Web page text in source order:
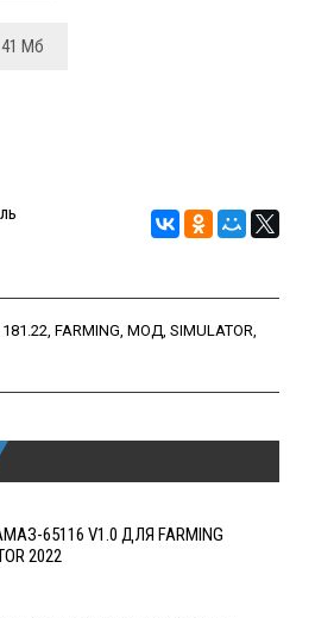
41 Мб
181.22, FARMING, МОД, SIMULATOR,
65116 V1.0 ДЛЯ FARMING
2022